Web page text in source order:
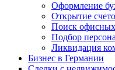
Оформление
Открытие
Поиск офисных
Подбор
Ликвидация
Бизнес в Германии